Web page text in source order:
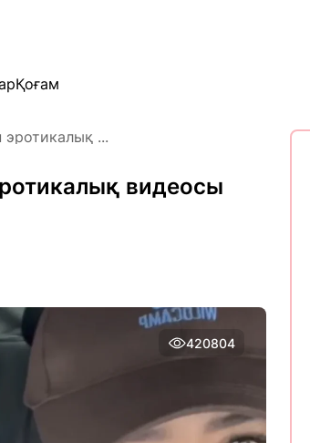
Қоғам
эротикалық ...
видеосы
420804